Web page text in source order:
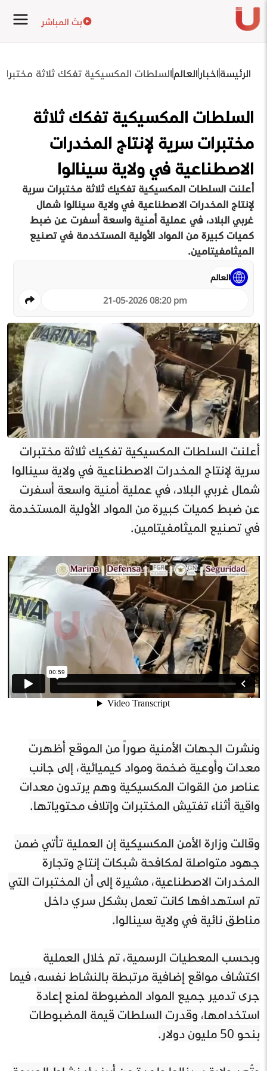
بث المباشر
الرئيسةاخبار العالمالسلطات المكسيكية تفكك ثلاثة
السلطات المكسيكية تفكك ثلاثة
مختبرات سرية لإنتاج المخدرات
الاصطناعية في ولاية سينالوا
أعلنت السلطات المكسيكية تفكيك ثلاثة مختبرات سرية
لإنتاج المخدرات الاصطناعية في ولاية سينالوا شمال
غربي البلاد، في عملية أمنية واسعة أسفرت عن ضبط
كميات كبيرة من المواد الأولية المستخدمة في تصنيع
الميثامفيتامين.
21-05-2026 08:20 pm
العالم
أعلنت السلطات المكسيكية تفكيك ثلاثة مختبرات
سرية لإنتاج المخدرات الاصطناعية في ولاية سينالوا
شمال غربي البلاد، في عملية أمنية واسعة أسفرت
عن ضبط كميات كبيرة من المواد الأولية المستخدمة
في تصنيع الميثامفيتامين.
ونشرت الجهات الأمنية صوراً من الموقع أظهرت
معدات وأوعية ضخمة ومواد كيميائية، إلى جانب
عناصر من القوات المكسيكية وهم يرتدون معدات
واقية أثناء تفتيش المختبرات وإتلاف محتوياتها.
وقالت وزارة الأمن المكسيكية إن العملية تأتي ضمن
جهود متواصلة لمكافحة شبكات إنتاج وتجارة
المخدرات الاصطناعية، مشيرة إلى أن المختبرات التي
تم استهدافها كانت تعمل بشكل سري داخل
مناطق نائية في ولاية سينالوا.
وبحسب المعطيات الرسمية، تم خلال العملية
اكتشاف مواقع إضافية مرتبطة بالنشاط نفسه، فيما
جرى تدمير جميع المواد المضبوطة لمنع إعادة
استخدامها، وقدرت السلطات قيمة المضبوطات
بنحو 50 مليون دولار.